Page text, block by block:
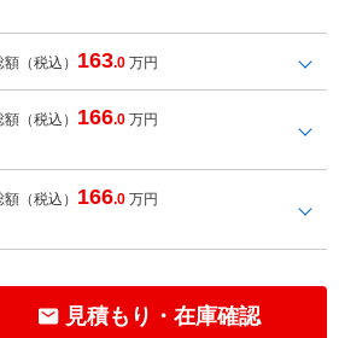
（税込） 163.0 万円
（税込） 166.0 万円
（税込） 166.0 万円
見積もり・在庫確認